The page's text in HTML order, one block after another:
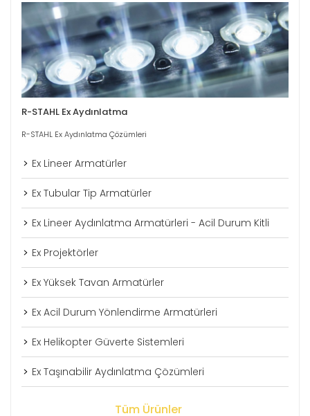
R-STAHL Ex Aydınlatma
R-STAHL Ex Aydınlatma Çözümleri
Ex Lineer Armatürler
Ex Tubular Tip Armatürler
Ex Lineer Aydınlatma Armatürleri - Acil Durum Kitli
Ex Projektörler
Ex Yüksek Tavan Armatürler
Ex Acil Durum Yönlendirme Armatürleri
Ex Helikopter Güverte Sistemleri
Ex Taşınabilir Aydınlatma Çözümleri
Tüm Ürünler